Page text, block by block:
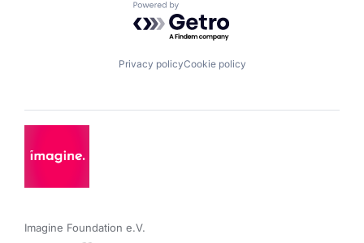
Powered by Getro.com
Privacy policyCookie policy
Imagine Foundation e.V.